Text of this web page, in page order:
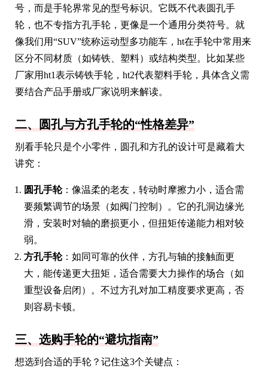
号，而是手轮界常见的型号标识。它既不代表圆孔手
轮，也不专指方孔手轮，更像是一个通用分类符号。就
像我们用“SUV”统称运动型多功能车，ht在手轮中常用来
区分不同材质（如铸铁、塑料）或结构类型。比如某些
厂家用ht1表示铸铁手轮，ht2代表塑料手轮，具体含义需
要结合产品手册或厂家说明来解读。
二、圆孔与方孔手轮的“性格差异”
别看手轮只是个小零件，圆孔和方孔的设计可是藏着大
讲究：
圆孔手轮：像温柔的老友，转动时摩擦力小，适合需
要频繁调节的场景（如阀门控制）。它的孔洞边缘光
滑，安装时对轴的磨损更小，但扭矩传递能力相对较
弱。
方孔手轮：如同可靠的伙伴，方孔与轴的接触面更
大，能传递更大扭矩，适合需要大力操作的场合（如
重型设备启闭）。不过方孔对加工精度要求更高，否
则容易卡顿。
三、选购手轮的“避坑指南”
想选到合适的手轮？记住这3个关键点：